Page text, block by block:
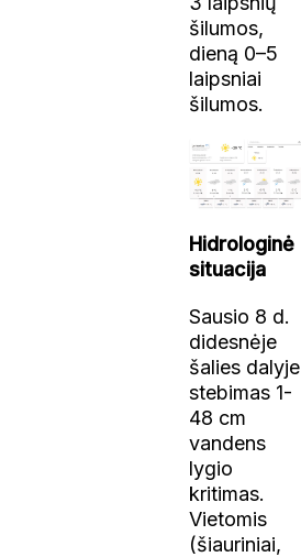
šilumos,
dieną 0–5
laipsniai
šilumos.
Hidrologinė
situacija
Sausio 8 d.
didesnėje
šalies dalyje
stebimas 1-
48 cm
vandens
lygio
kritimas.
Vietomis
(šiauriniai,